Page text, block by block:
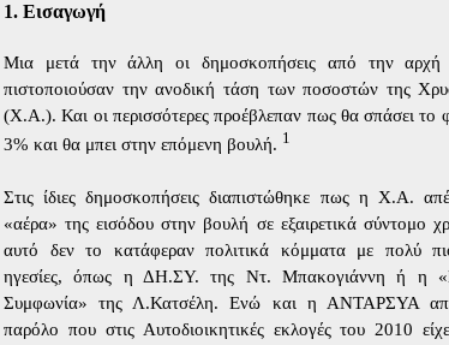
1. Εισαγωγή
Μια μετά την άλλη οι δημοσκοπήσεις από την
πιστοποιούσαν την ανοδική τάση των ποσοστών της
(Χ.Α.). Και οι περισσότερες προέβλεπαν πως θα σπάσει το
3% και θα μπει στην επόμενη βουλή. 1
Στις ίδιες δημοσκοπήσεις διαπιστώθηκε πως η Χ.Α.
«αέρα» της εισόδου στην βουλή σε εξαιρετικά σύντομο
αυτό δεν το κατάφεραν πολιτικά κόμματα με πολύ
ηγεσίες, όπως η ΔΗ.ΣΥ. της Ντ. Μπακογιάννη ή η
Συμφωνία» της Λ.Κατσέλη. Ενώ και η ΑΝΤΑΡΣΥΑ
παρόλο που στις Αυτοδιοικητικές εκλογές του 2010